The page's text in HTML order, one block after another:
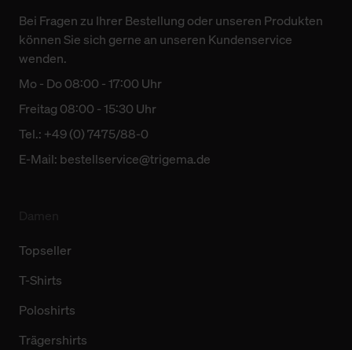
Bei Fragen zu Ihrer Bestellung oder unseren Produkten
können Sie sich gerne an unseren Kundenservice
wenden.
Mo - Do 08:00 - 17:00 Uhr
Freitag 08:00 - 15:30 Uhr
Tel.: +49 (0) 7475/88-0
E-Mail: bestellservice@trigema.de
Topseller
T-Shirts
Poloshirts
Trägershirts